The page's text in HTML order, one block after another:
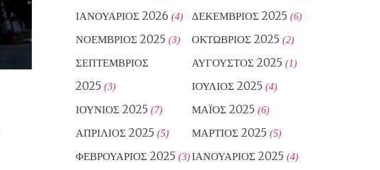
ΙΑΝΟΥΆΡΙΟΣ 2026 (4) ΔΕΚΈΜΒΡΙΟΣ 2025 (6)
ΝΟΈΜΒΡΙΟΣ 2025 (3) ΟΚΤΏΒΡΙΟΣ 2025 (2)
ΣΕΠΤΈΜΒΡΙΟΣ
2025 (3)
ΑΎΓΟΥΣΤΟΣ 2025 (1)
ΙΟΎΛΙΟΣ 2025 (4)
ΙΟΎΝΙΟΣ 2025 (7) ΜΆΙΟΣ 2025 (6)
ΑΠΡΊΛΙΟΣ 2025 (5) ΜΆΡΤΙΟΣ 2025 (5)
ΦΕΒΡΟΥΆΡΙΟΣ 2025 (3)ΙΑΝΟΥΆΡΙΟΣ 2025 (4)